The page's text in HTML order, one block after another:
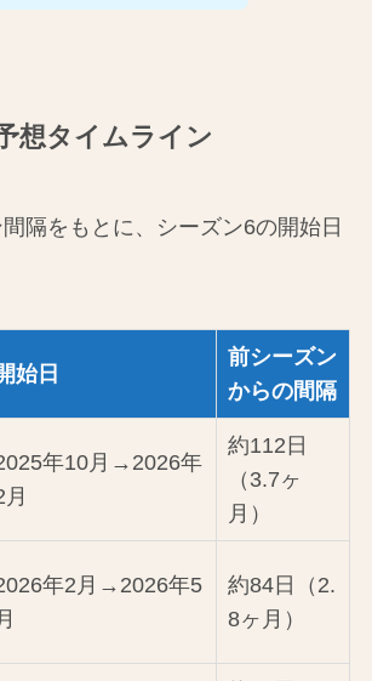
想タイムライン
隔をもとに、シーズン6の開始日
始日
前シーズン
からの間隔
年10月→2026年
月
約112日
（3.7ヶ
月）
年2月→2026年5
月
約84日（2.
8ヶ月）